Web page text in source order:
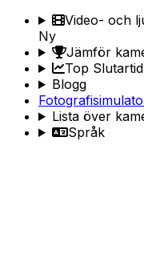
Video- och
Ny
Jämför
Top Slutartid
Blogg
Lista över
Språk